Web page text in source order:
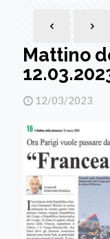
Mattino
12/03/2023